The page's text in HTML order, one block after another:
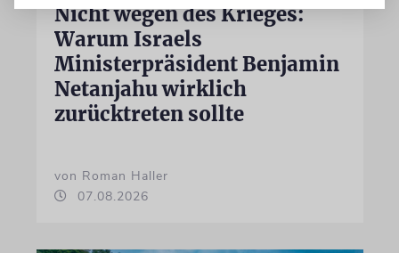
Nicht wegen des Krieges:
Warum Israels
Ministerpräsident Benjamin
Netanjahu wirklich
zurücktreten sollte
von Roman Haller
07.08.2026